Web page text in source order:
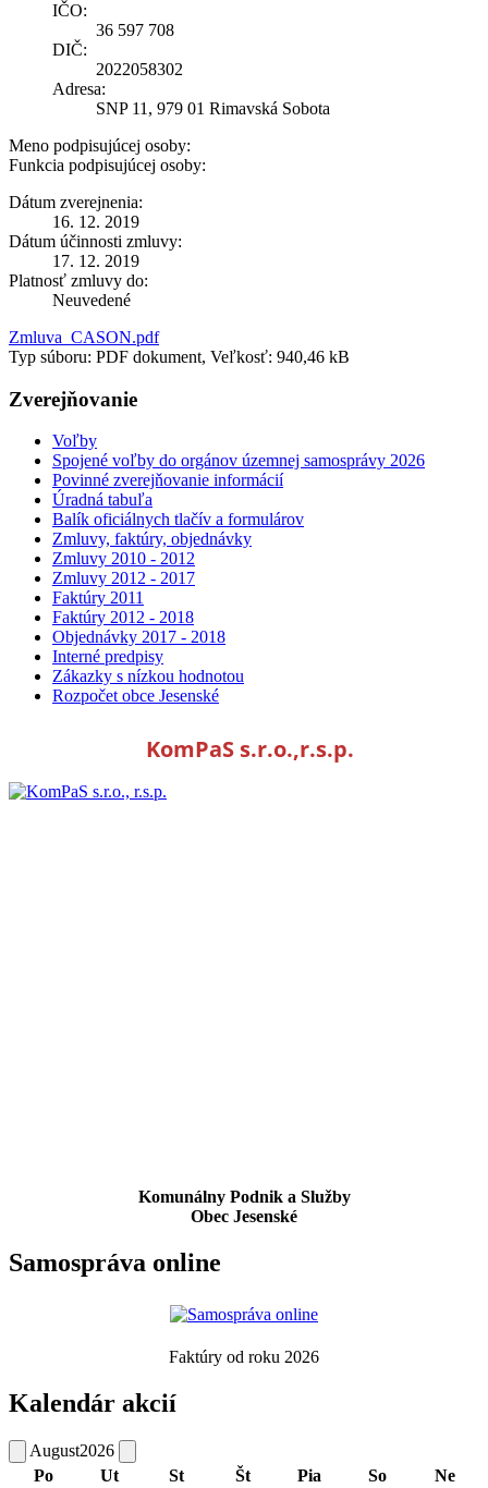
IČO:
36 597 708
DIČ:
2022058302
Adresa:
SNP 11, 979 01 Rimavská Sobota
Meno podpisujúcej osoby:
Funkcia podpisujúcej osoby:
Dátum zverejnenia:
16. 12. 2019
Dátum účinnosti zmluvy:
17. 12. 2019
Platnosť zmluvy do:
Neuvedené
Zmluva_CASON.pdf
Typ súboru: PDF dokument, Veľkosť: 940,46 kB
Zverejňovanie
Voľby
Spojené voľby do orgánov územnej samosprávy 2026
Povinné zverejňovanie informácií
Úradná tabuľa
Balík oficiálnych tlačív a formulárov
Zmluvy, faktúry, objednávky
Zmluvy 2010 - 2012
Zmluvy 2012 - 2017
Faktúry 2011
Faktúry 2012 - 2018
Objednávky 2017 - 2018
Interné predpisy
Zákazky s nízkou hodnotou
Rozpočet obce Jesenské
KomPaS s.r.o.,r.s.p.
Komunálny Podnik a Služby
Obec Jesenské
Samospráva online
Faktúry od roku 2026
Kalendár akcií
August2026
Po
Ut St Št Pia So
Ne